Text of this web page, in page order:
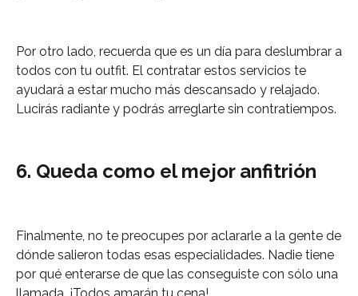
Por otro lado, recuerda que es un día para deslumbrar a
todos con tu outfit. El contratar estos servicios te
ayudará a estar mucho más descansado y relajado.
Lucirás radiante y podrás arreglarte sin contratiempos.
6. Queda como el mejor anfitrión
Finalmente, no te preocupes por aclararle a la gente de
dónde salieron todas esas especialidades. Nadie tiene
por qué enterarse de que las conseguiste con sólo una